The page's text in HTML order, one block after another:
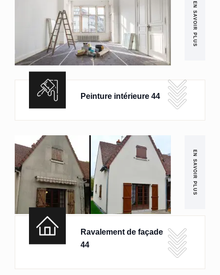
EN SAVOIR PLUS
Peinture intérieure 44
EN SAVOIR PLUS
Ravalement de façade
44